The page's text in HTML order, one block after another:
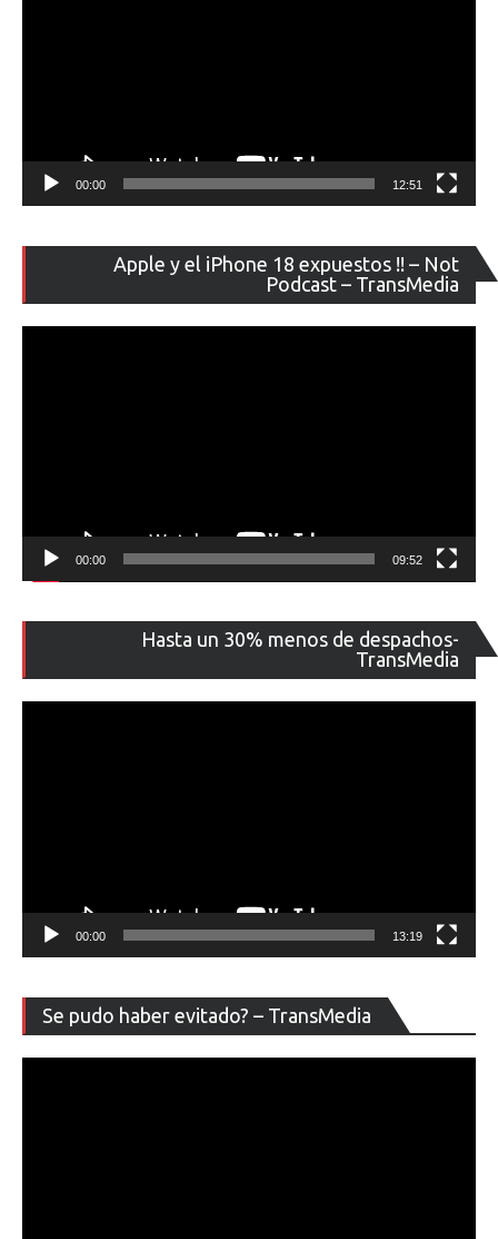
00:00 12:51
Apple y el iPhone 18 expuestos !! – Not
Podcast – TransMedia
de
00:00 09:52
Hasta un 30% menos de despachos-
TransMedia
de
00:00 13:19
Se pudo haber evitado? – TransMedia
de